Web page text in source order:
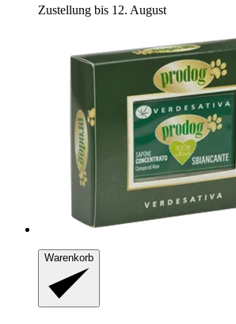
Zustellung bis 12. August
Warenkorb